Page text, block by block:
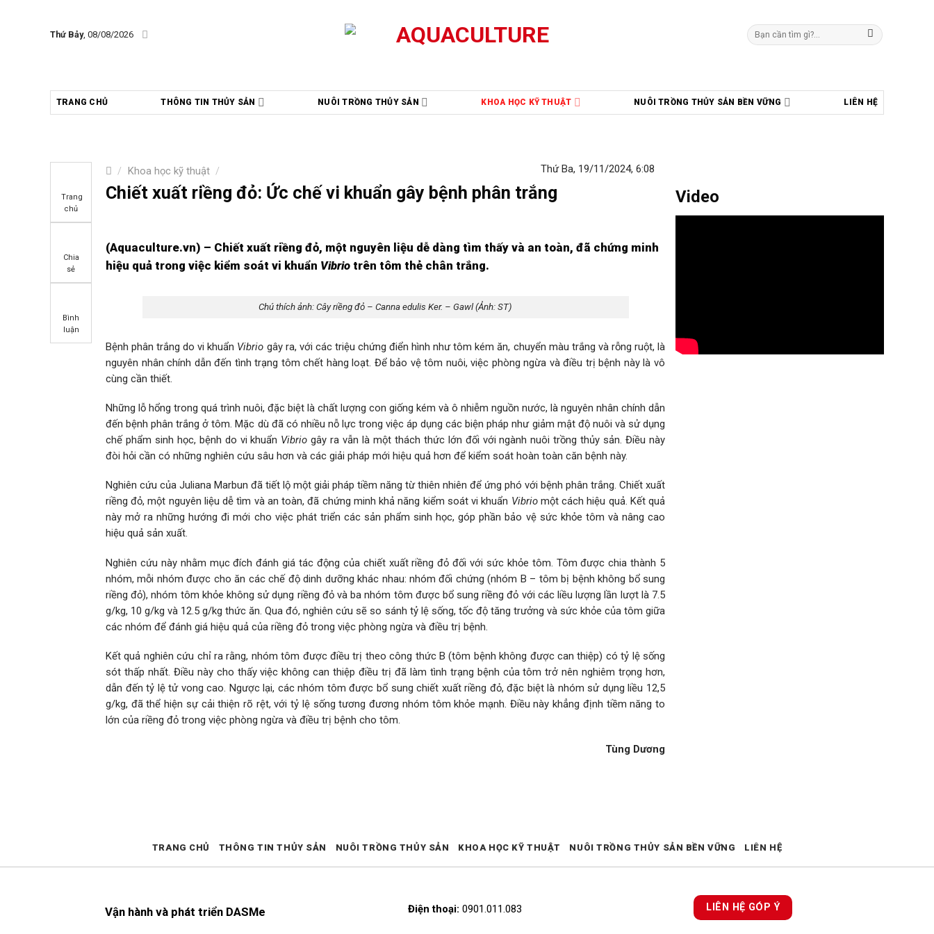
Thứ Bảy, 08/08/2026
Tìm
kiếm:
TRANG CHỦ THÔNG TIN THỦY SẢN NUÔI TRỒNG THỦY SẢN KHOA HỌC KỸ THUẬT NUÔI TRỒNG THỦY SẢN BỀN VỮNG LIÊN HỆ
/ Khoa học kỹ thuật /
Trang
chủ
Chia
sẻ
Bình
luận
Thứ Ba, 19/11/2024, 6:08
Chiết xuất riềng đỏ: Ức chế vi khuẩn gây bệnh phân trắng
(Aquaculture.vn) – Chiết xuất riềng đỏ, một nguyên liệu dễ dàng tìm thấy và an toàn, đã chứng minh
hiệu quả trong việc kiểm soát vi khuẩn Vibrio trên tôm thẻ chân trắng.
Chú thích ảnh: Cây riềng đỏ – Canna edulis Ker. – Gawl (Ảnh: ST)
Bệnh phân trắng do vi khuẩn Vibrio gây ra, với các triệu chứng điển hình như tôm kém ăn, chuyển màu trắng và rỗng ruột, là
nguyên nhân chính dẫn đến tình trạng tôm chết hàng loạt. Để bảo vệ tôm nuôi, việc phòng ngừa và điều trị bệnh này là vô
cùng cần thiết.
Những lỗ hổng trong quá trình nuôi, đặc biệt là chất lượng con giống kém và ô nhiễm nguồn nước, là nguyên nhân chính dẫn
đến bệnh phân trắng ở tôm. Mặc dù đã có nhiều nỗ lực trong việc áp dụng các biện pháp như giảm mật độ nuôi và sử dụng
chế phẩm sinh học, bệnh do vi khuẩn Vibrio gây ra vẫn là một thách thức lớn đối với ngành nuôi trồng thủy sản. Điều này
đòi hỏi cần có những nghiên cứu sâu hơn và các giải pháp mới hiệu quả hơn để kiểm soát hoàn toàn căn bệnh này.
Nghiên cứu của Juliana Marbun đã tiết lộ một giải pháp tiềm năng từ thiên nhiên để ứng phó với bệnh phân trắng. Chiết xuất
riềng đỏ, một nguyên liệu dễ tìm và an toàn, đã chứng minh khả năng kiểm soát vi khuẩn Vibriomột cách hiệu quả. Kết quả
này mở ra những hướng đi mới cho việc phát triển các sản phẩm sinh học, góp phần bảo vệ sức khỏe tôm và nâng cao
hiệu quả sản xuất.
Nghiên cứu này nhằm mục đích đánh giá tác động của chiết xuất riềng đỏ đối với sức khỏe tôm. Tôm được chia thành 5
nhóm, mỗi nhóm được cho ăn các chế độ dinh dưỡng khác nhau: nhóm đối chứng (nhóm B – tôm bị bệnh không bổ sung
riềng đỏ), nhóm tôm khỏe không sử dụng riềng đỏ và ba nhóm tôm được bổ sung riềng đỏ với các liều lượng lần lượt là 7.5
g/kg, 10 g/kg và 12.5 g/kg thức ăn. Qua đó, nghiên cứu sẽ so sánh tỷ lệ sống, tốc độ tăng trưởng và sức khỏe của tôm giữa
các nhóm để đánh giá hiệu quả của riềng đỏ trong việc phòng ngừa và điều trị bệnh.
Kết quả nghiên cứu chỉ ra rằng, nhóm tôm được điều trị theo công thức B (tôm bệnh không được can thiệp) có tỷ lệ sống
sót thấp nhất. Điều này cho thấy việc không can thiệp điều trị đã làm tình trạng bệnh của tôm trở nên nghiêm trọng hơn,
dẫn đến tỷ lệ tử vong cao. Ngược lại, các nhóm tôm được bổ sung chiết xuất riềng đỏ, đặc biệt là nhóm sử dụng liều 12,5
g/kg, đã thể hiện sự cải thiện rõ rệt, với tỷ lệ sống tương đương nhóm tôm khỏe mạnh. Điều này khẳng định tiềm năng to
lớn của riềng đỏ trong việc phòng ngừa và điều trị bệnh cho tôm.
Tùng Dương
Video
Vận hành và phát triển DASMe Điện thoại: 0901.011.083 LIÊN HỆ GÓP Ý
TRANG CHỦ THÔNG TIN THỦY SẢN NUÔI TRỒNG THỦY SẢN KHOA HỌC KỸ THUẬT NUÔI TRỒNG THỦY SẢN BỀN VỮNG LIÊN HỆ